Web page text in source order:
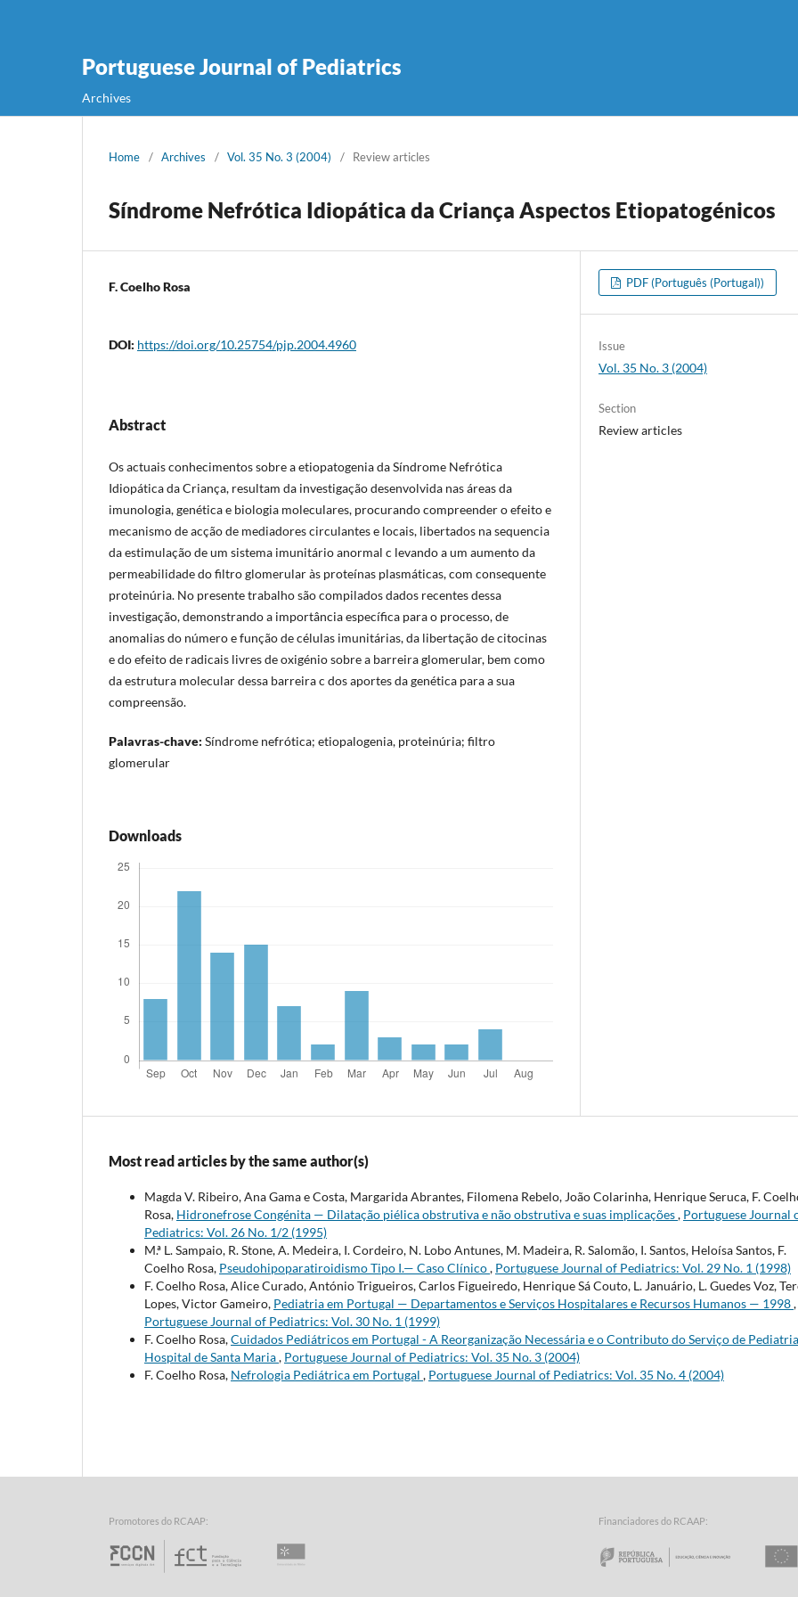
Portuguese Journal of Pediatrics
Archives
Home / Archives / Vol. 35 No. 3 (2004) / Review articles
Síndrome Nefrótica Idiopática da Criança Aspectos Etiopatogénicos
F. Coelho Rosa
DOI: https://doi.org/10.25754/pjp.2004.4960
Abstract
Os actuais conhecimentos sobre a etiopatogenia da Síndrome Nefrótica
Idiopática da Criança, resultam da investigação desenvolvida nas áreas da
imunologia, genética e biologia moleculares, procurando compreender o efeito e
mecanismo de acção de mediadores circulantes e locais, libertados na sequencia
da estimulação de um sistema imunitário anormal c levando a um aumento da
permeabilidade do filtro glomerular às proteínas plasmáticas, com consequente
proteinúria. No presente trabalho são compilados dados recentes dessa
investigação, demonstrando a importância específica para o processo, de
anomalias do número e função de células imunitárias, da libertação de citocinas
e do efeito de radicais livres de oxigénio sobre a barreira glomerular, bem como
da estrutura molecular dessa barreira c dos aportes da genética para a sua
compreensão.
Palavras-chave: Síndrome nefrótica; etiopalogenia, proteinúria; filtro
glomerular
Downloads
PDF (Português (Portugal))
Issue
Vol. 35 No. 3 (2004)
Section
Review articles
Most read articles by the same author(s)
Magda V. Ribeiro, Ana Gama e Costa, Margarida Abrantes, Filomena Rebelo, João Colarinha, Henrique Seruca, F.
Rosa, Hidronefrose Congénita — Dilatação piélica obstrutiva e não obstrutiva e suas implicações, Portuguese Journal
Pediatrics: Vol. 26 No. 1/2 (1995)
M.ª L. Sampaio, R. Stone, A. Medeira, I. Cordeiro, N. Lobo Antunes, M. Madeira, R. Salomão, I. Santos, Heloísa Santos, F.
Coelho Rosa, Pseudohipoparatiroidismo Tipo I.— Caso Clínico, Portuguese Journal of Pediatrics: Vol. 29 No. 1 (1998)
F. Coelho Rosa, Alice Curado, António Trigueiros, Carlos Figueiredo, Henrique Sá Couto, L. Januário, L. Guedes Voz,
Lopes, Victor Gameiro, Pediatria em Portugal — Departamentos e Serviços Hospitalares e Recursos Humanos — 1998,
Portuguese Journal of Pediatrics: Vol. 30 No. 1 (1999)
F. Coelho Rosa,Cuidados Pediátricos em Portugal - A Reorganização Necessária e o Contributo do Serviço de
Hospital de Santa Maria, Portuguese Journal of Pediatrics: Vol. 35 No. 3 (2004)
F. Coelho Rosa, Nefrologia Pediátrica em Portugal , Portuguese Journal of Pediatrics: Vol. 35 No. 4 (2004)
Promotores do RCAAP:
Fundação para a Ciência e a Tecnologia - Fundação para a Computação Científica Nacional
Financiadores do RCAAP: